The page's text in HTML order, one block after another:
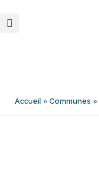
au
Accueil Communes